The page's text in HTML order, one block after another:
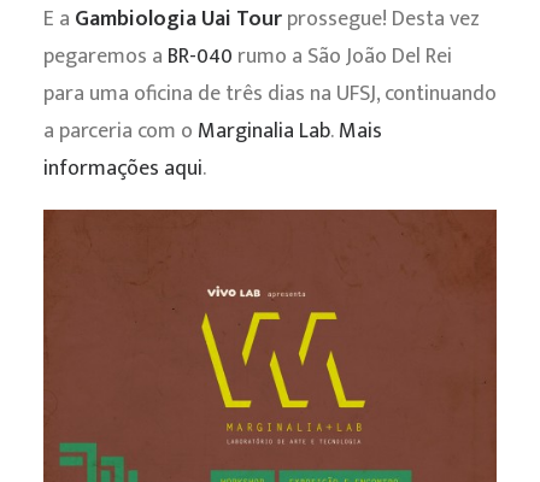
E a Gambiologia Uai Tourprossegue! Desta vez
pegaremos a BR-040 rumo a São João Del Rei
para uma oficina de três dias na UFSJ, continuando
a parceria com o Marginalia Lab.Mais
informações aqui.